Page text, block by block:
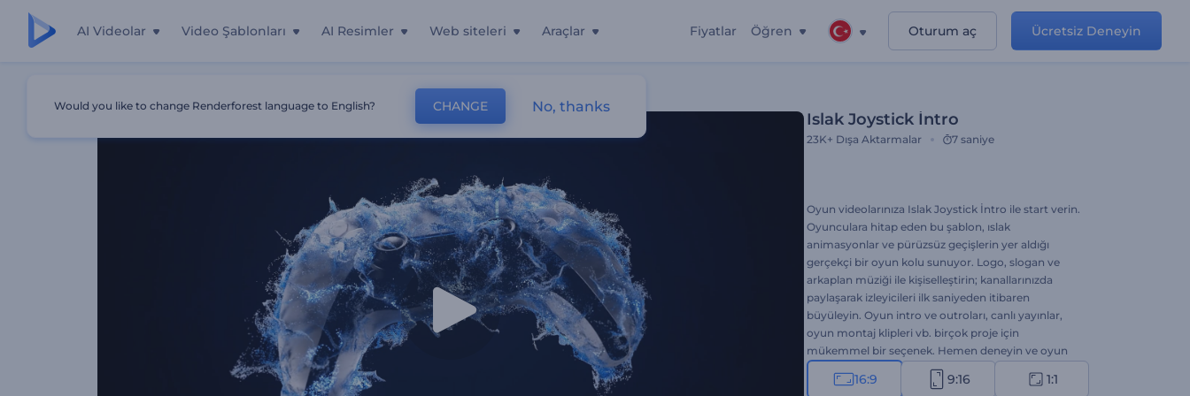
AI Videolar Video Şablonları AI Resimler Web siteleri Araçlar Fiyatlar Öğren Oturum aç Ücretsiz Deneyin
Islak Joystick İntro
23K+ Dışa Aktarmalar 7 saniye
Oyun videolarınıza Islak Joystick İntro ile start verin.
Oyunculara hitap eden bu şablon, ıslak
animasyonlar ve pürüzsüz geçişlerin yer aldığı
gerçekçi bir oyun kolu sunuyor. Logo, slogan ve
arkaplan müziği ile kişiselleştirin; kanallarınızda
paylaşarak izleyicileri ilk saniyeden itibaren
büyüleyin. Oyun intro ve outroları, canlı yayınlar,
oyun montaj klipleri vb. birçok proje için
mükemmel bir seçenek. Hemen deneyin ve oyun
içeriklerinize level atlatın!
16:9 9:16 1:1
Would you like to change Renderforest language to English? CHANGE No, thanks